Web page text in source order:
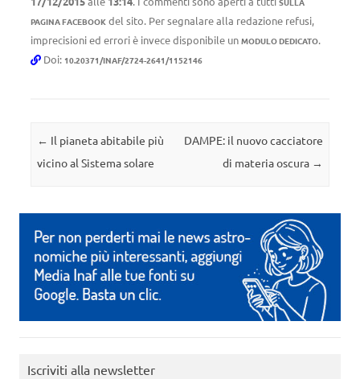
PAGINA FACEBOOK del sito. Per segnalare alla redazione refusi,
imprecisioni ed errori è invece disponibile un MODULO DEDICATO.
Doi: 10.20371/INAF/2724-2641/1152146
Navigazione articolo
← Il pianeta abitabile più
vicino al Sistema solare
DAMPE: il nuovo cacciatore
di materia oscura →
Iscriviti alla newsletter